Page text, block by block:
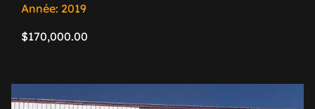
Année: 2019
$170,000.00